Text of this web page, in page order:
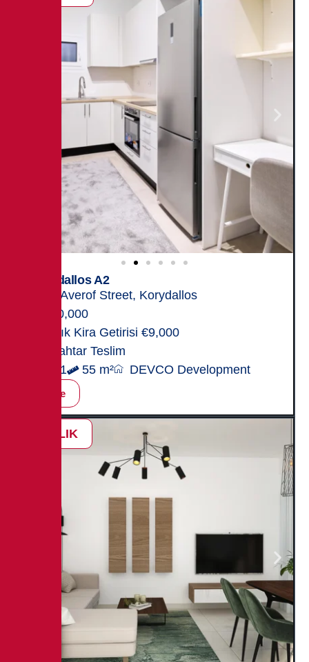
Korydallos A2
25 Averof Street, Korydallos
250,000
Yıllık Kira Getirisi €9,000
Anahtar Teslim
1+1 55 m² DEVCO Development
İncele
SATILIK